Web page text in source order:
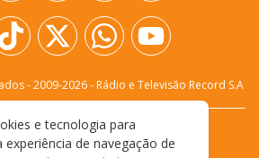
- 2009-2026- Rádio e Televisão Record S.A
FALE CONOSCO
PRIVACIDADE
e tecnologia para
experiência de navegação de